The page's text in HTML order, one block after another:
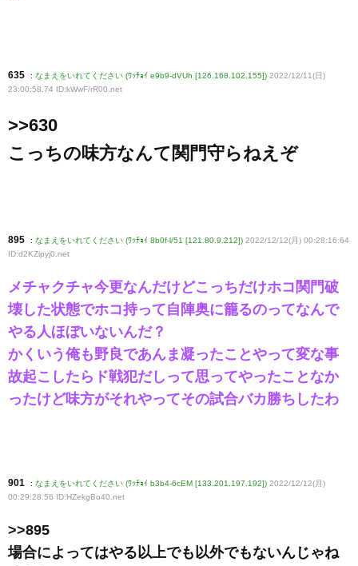
635 : なまえをいれてください (ﾜｯﾁｮｲ e9b9-dVUh [126.168.102.155]) 2022/12/11(日)
23:00:58.74 ID:kWwF/rR00 .net
>>630
こっちの味方なんて関門守らねえぞ
895 : なまえをいれてください (ﾜｯﾁｮｲ 8b0f-l/51 [121.80.9.212]) 2022/12/12(月) 00:28:16.64
ID:d2KZipyj0 .net
メチャクチャ今更なんだけどこっちだけホコ関門破
壊した状態でホコ持って自陣奥に籠るのってなんで
やる人ほぼいないんだ？
かくいう俺も野良であんま凝ったことやって変な事
故起こしたらド戦犯だしって思ってやったことなか
ったけど味方がそれやってその試合バカ勝ちしたわ
901 : なまえをいれてください (ﾜｯﾁｮｲ b3b4-6cEM [133.201.197.192]) 2022/12/12(月)
00:29:28.56 ID:HZekgBo40 .net
>>895
場合によってはやる以上でも以外でもないんじゃね